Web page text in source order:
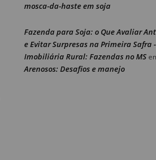
mosca-da-haste em soja
Fazenda para Soja: o Que Avaliar
e Evitar Surpresas na Primeira Safra
Imobiliária Rural: Fazendas no MS
Arenosos: Desafios e manejo